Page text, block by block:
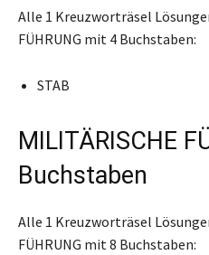
Alle 1 Kreuzworträsel
FÜHRUNG mit 4 Buchstaben:
STAB
MILITÄRISCHE
Buchstaben
Alle 1 Kreuzworträsel
FÜHRUNG mit 8 Buchstaben: